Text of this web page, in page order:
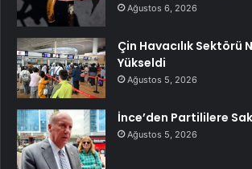
Ağustos 6, 2026
Çin Havacılık Sektörü
Yükseldi
Ağustos 5, 2026
İnce’den Partililere
Ağustos 5, 2026